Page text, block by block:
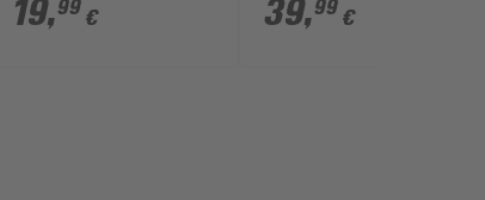
19,99 € 39,99 €